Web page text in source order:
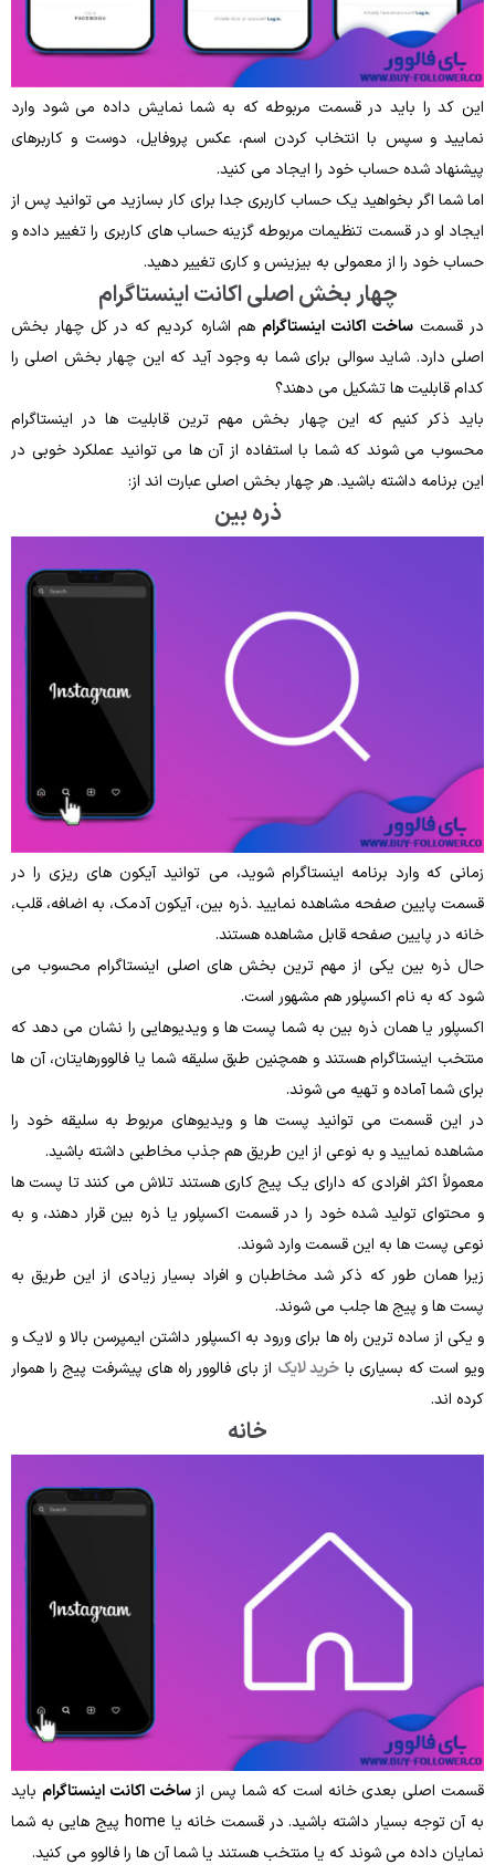
این کد را باید در قسمت مربوطه که به شما نمایش داده می‌ شود وارد
نمایید و سپس با انتخاب کردن اسم، عکس پروفایل، دوست و کاربرهای
پیشنهاد شده حساب خود را ایجاد می کنید.
اما شما اگر بخواهید یک حساب کاربری جدا برای کار بسازید می ‌توانید پس ‌از
ایجاد او در قسمت تنظیمات مربوطه گزینه حساب ‌های کاربری را تغییر داده و
حساب خود را از معمولی به بیزینس و کاری تغییر دهید.
چهار بخش اصلی اکانت اینستاگرام
در قسمتساخت اکانت اینستاگرام هم اشاره کردیم که در کل چهار بخش
اصلی دارد. شاید سوالی برای شما به وجود آید که این چهار بخش اصلی را
کدام قابلیت‌ ها تشکیل می ‌دهند؟
باید ذکر کنیم که این چهار بخش مهم‌ ترین قابلیت‌ ها در اینستاگرام
محسوب می ‌شوند که شما با استفاده از آن ‌ها می ‌توانید عملکرد خوبی در
این برنامه داشته باشید. هر چهار بخش اصلی عبارت اند از:
ذره بین
زمانی‌ که وارد برنامه اینستاگرام شوید، می ‌توانید آیکون‌ های ریزی را در
قسمت پایین صفحه مشاهده نمایید .ذره‌ بین، آیکون آدمک، به اضافه، قلب،
خانه در پایین صفحه قابل‌ مشاهده هستند.
حال ذره‌ بین یکی از مهم‌ ترین بخش‌ های اصلی اینستاگرام محسوب می
‌شود که به نام اکسپلور هم مشهور است.
اکسپلور یا همان ذره ‌بین به شما پست ‌ها و ویدیوهایی را نشان می‌ دهد که
منتخب اینستاگرام هستند و همچنین طبق سلیقه شما یا فالوورهایتان، آن‌ ها
برای شما آماده و تهیه می‌ شوند.
در این قسمت می‌ توانید پست‌ ها و ویدیوهای مربوط به سلیقه خود را
مشاهده نمایید و به نوعی از این طریق هم جذب مخاطبی داشته باشید.
معمولاً اکثر افرادی که دارای یک پیج کاری هستند تلاش می ‌کنند تا پست‌ ها
و محتوای تولید شده خود را در قسمت اکسپلور یا ذره‌ بین قرار دهند، و به
نوعی پست‌ ها به این قسمت وارد شوند.
زیرا همان ‌طور که ذکر شد مخاطبان و افراد بسیار زیادی از این طریق به
پست‌ ها و پیج ها جلب می ‌شوند.
و یکی از ساده ترین راه ها برای ورود به اکسپلور داشتن ایمپرسن بالا و لایک و
ویو است که بسیاری با خرید لایک از بای فالوور راه های پیشرفت پیج را هموار
کرده اند.
خانه
قسمت اصلی بعدی خانه است که شما پس ‌ازساخت اکانت اینستاگرام باید
به آن توجه بسیار داشته باشید. در قسمت خانه یا home پیج هایی به شما
نمایان داده می‌ شوند که یا منتخب هستند یا شما آن‌ ها را فالوو می کنید.